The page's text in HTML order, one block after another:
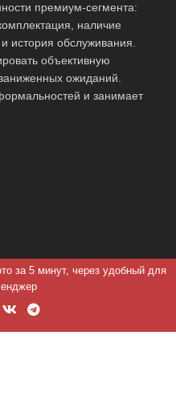
премиум-сегмента:
наличие
история обслуживания.
объективную
ожиданий.
и занимает
за 5 минут, через удобный для